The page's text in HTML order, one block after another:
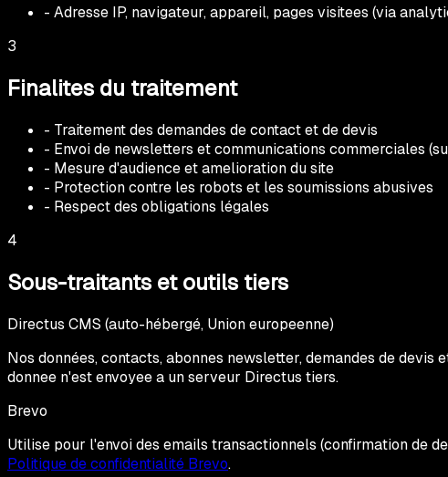
- Adresse IP, navigateur, appareil, pages visitees (via
3
Finalites du traitement
- Traitement des demandes de contact et de devis
- Envoi de newsletters et communications commerciales
- Mesure d'audience et amelioration du site
- Protection contre les robots et les soumissions abusives
- Respect des obligations légales
4
Sous-traitants et outils tiers
Directus CMS (auto-hébergé, Union europeenne)
Nos données, contacts, abonnes newsletter, demandes de
donnee n'est envoyee a un serveur Directus tiers.
Brevo
Utilise pour l'envoi des emails transactionnels (confirmation de
Politique de confidentialité Brevo.